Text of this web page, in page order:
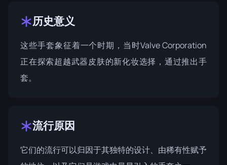
历史意义
这些手套象征着一个时期，当时Valve Corporation
正在探索超越武器皮肤的新化妆选择，通过推出手
套。
流行原因
它们的流行可以归因于其独特的设计、由稀有性赋予